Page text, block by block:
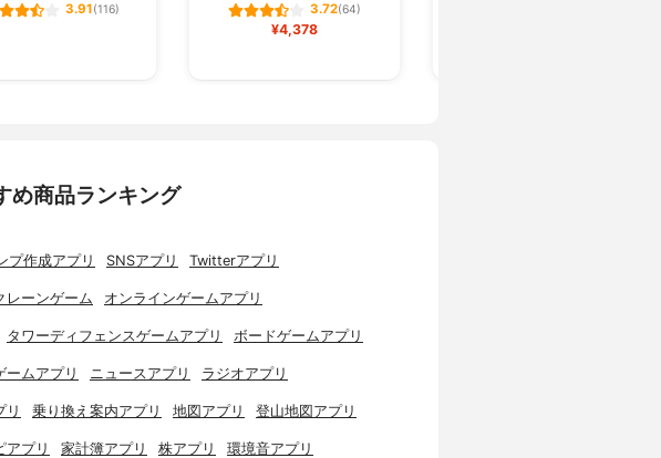
3.91(116) 3.72(64)
¥4,378
め商品ランキング
プ作成アプリ SNSアプリ Twitterアプリ
レーンゲーム オンラインゲームアプリ
タワーディフェンスゲームアプリ ボードゲームアプリ
ームアプリ ニュースアプリ ラジオアプリ
リ 乗り換え案内アプリ 地図アプリ 登山地図アプリ
アプリ 家計簿アプリ 株アプリ 環境音アプリ